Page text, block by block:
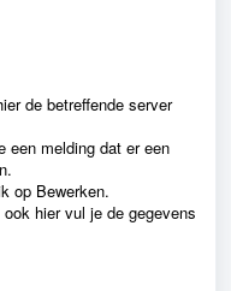
de betreffende server
een melding dat er een
op Bewerken.
hier vul je de gegevens